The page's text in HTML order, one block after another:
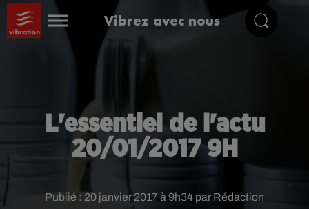
Vibrez avec nous
L'essentiel de l'actu
20/01/2017 9H
Publié : 20 janvier 2017 à 9h34 par Rédaction